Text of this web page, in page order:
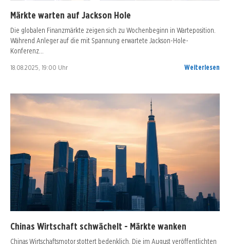
Märkte warten auf Jackson Hole
Die globalen Finanzmärkte zeigen sich zu Wochenbeginn in Warteposition.
Während Anleger auf die mit Spannung erwartete Jackson-Hole-
Konferenz…
18.08.2025, 19:00 Uhr Weiterlesen
Chinas Wirtschaft schwächelt - Märkte wanken
Chinas Wirtschaftsmotor stottert bedenklich. Die im August veröffentlichten